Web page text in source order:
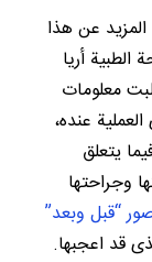
عن هذا
الطبیة أریا
معلومات
عنده،
يتعلق
وجراحتها
“قبل وبعد”
قد اعجبها.